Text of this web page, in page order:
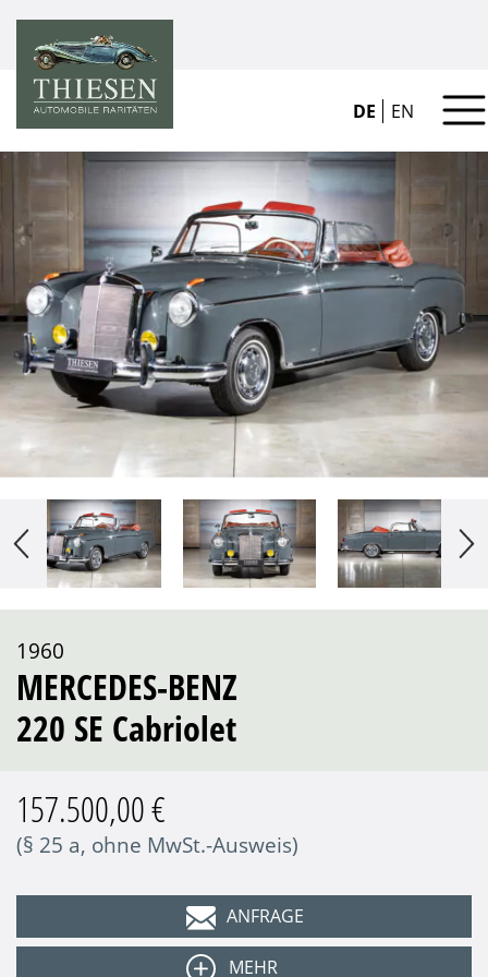
DE EN
1960
MERCEDES-BENZ
220 SE Cabriolet
157.500,00 €
(§ 25 a, ohne MwSt.-Ausweis)
ANFRAGE
MEHR